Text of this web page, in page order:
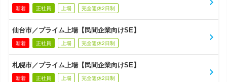
新着 正社員 上場 完全週休2日制
仙台市／プライム上場【民間企業向けSE】
新着 正社員 上場 完全週休2日制
札幌市／プライム上場【民間企業向けSE】
新着 正社員 上場 完全週休2日制